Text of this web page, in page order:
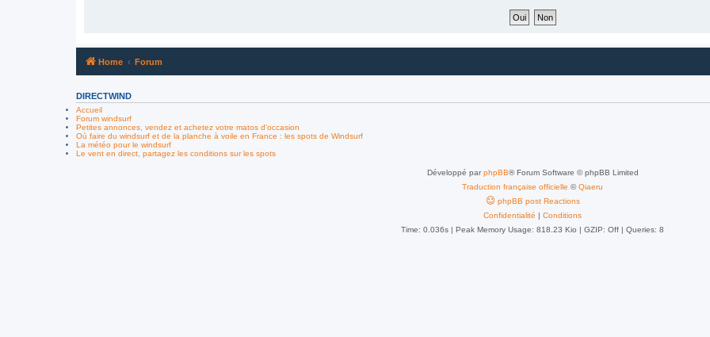
Home Forum
DIRECTWIND
Accueil
Forum windsurf
Petites annonces, vendez et achetez votre matos d'occasion
Où faire du windsurf et de la planche à voile en France : les spots de Windsurf
La météo pour le windsurf
Le vent en direct, partagez les conditions sur les spots
Développé parphpBB® Forum Software © phpBB Limited
Traduction française officielle ©Qiaeru
phpBB post Reactions
Confidentialité | Conditions
Time: 0.036s | Peak Memory Usage: 818.23 Kio | GZIP: Off | Queries: 8